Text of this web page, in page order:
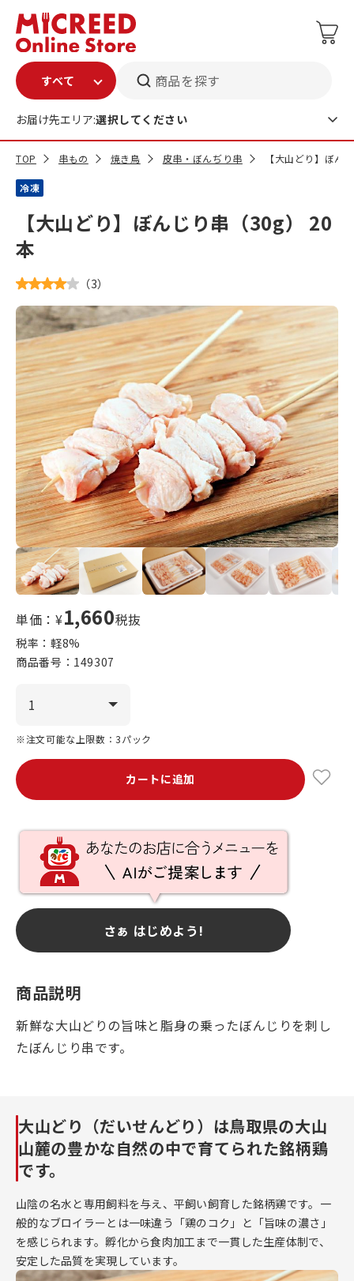
商品を探す
お届け先エリア:選択してください
TOP 串もの 焼き鳥 皮串・ぼんぢり串 【大山どり】ぼん
冷凍
【大山どり】ぼんじり串（30g） 20
本
（3）
単価：¥1,660税抜
税率：軽8%
商品番号： 149307
※注文可能な上限数：3パック
カートに追加
さぁ はじめよう!
商品説明
新鮮な大山どりの旨味と脂身の乗ったぼんじりを刺し
たぼんじり串です。
大山どり（だいせんどり）は鳥取県の大山
山麓の豊かな自然の中で育てられた銘柄鶏
です。
山陰の名水と専用飼料を与え、平飼い飼育した銘柄鶏です。一
般的なブロイラーとは一味違う「鶏のコク」と「旨味の濃さ」
を感じられます。孵化から食肉加工まで一貫した生産体制で、
安定した品質を実現しています。